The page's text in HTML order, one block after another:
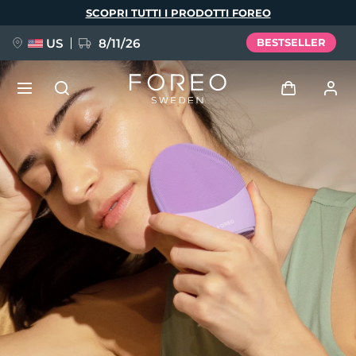
SCOPRI TUTTI I PRODOTTI FOREO
US 8/11/26 BESTSELLER
Profilo utente
I miei dispositivi
I miei ordini
I miei indirizzi
I miei abbonamenti
NUOVO
FAQ™ Pure Beauty-Tech Elixir
BREAKING NEWS
issa™ Teeth Whitening Set
Lingua
English Deutsch
Español
Français
Italiano
Português
Svenska
Русский
Türkçe
简体中文 繁體中文